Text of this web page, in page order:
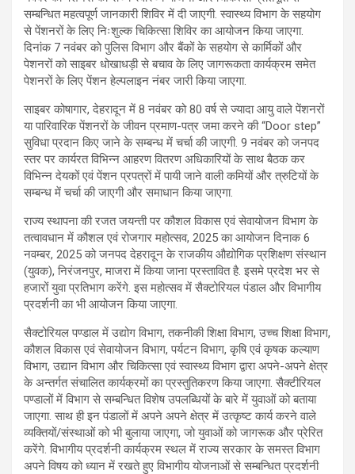
सम्बन्धित महत्वपूर्ण जानकारी शिविर में दी जाएगी. स्वास्थ्य विभाग के सहयोग
से पेंशनरों के लिए निःशुल्क चिकित्सा शिविर का आयोजन किया जाएगा.
दिनांक 7 नवंबर को पुलिस विभाग और बैंकों के सहयोग से कार्मिकों और
पेशनरों को साइबर धोखाधड़ी से बचाव के लिए जागरूकता कार्यक्रम समेत
पेशनरों के लिए पेंशन हेल्पलाइन नंबर जारी किया जाएगा.
साइबर कोषागार, देहरादून में 8 नवंबर को 80 वर्ष से ज्यादा आयु वाले पेंशनरों
या पारिवारिक पेंशनरों के जीवन प्रमाण-पत्र जमा करने की “Door step”
सुविधा प्रदान किए जाने के सम्बन्ध में चर्चा की जाएगी. 9 नवंबर को जनपद
स्तर पर कार्यरत विभिन्न आहरण वितरण अधिकारियों के साथ बैठक कर
विभिन्न देयकों एवं पेंशन प्रपत्रों में पायी जाने वाली कमियों और त्रुटियों के
सम्बन्ध में चर्चा की जाएगी और समाधान किया जाएगा.
राज्य स्थापना की रजत जयन्ती पर कौशल विकास एवं सेवायोजन विभाग के
तत्वावधान में कौशल एवं रोजगार महोत्सव, 2025 का आयोजन दिनाक 6
नवम्बर, 2025 को जनपद देहरादून के राजकीय औद्योगिक प्रशिक्षण संस्थान
(युवक), निरंजनपुर, माजरा में किया जाना प्रस्तावित है. इसमे प्रदेश भर से
हजारों युवा प्रतिभाग करेंगे. इस महोत्सव में सैक्टोरियल पंडाल और विभागीय
प्रदर्शनी का भी आयोजन किया जाएगा.
सैक्टोरियल पण्डाल में उद्योग विभाग, तकनीकी शिक्षा विभाग, उच्च शिक्षा विभाग,
कौशल विकास एवं सेवायोजन विभाग, पर्यटन विभाग, कृषि एवं कृषक कल्याण
विभाग, उद्यान विभाग और चिकित्सा एवं स्वास्थ्य विभाग द्वारा अपने-अपने क्षेत्र
के अन्तर्गत संचालित कार्यक्रमों का प्रस्तुतिकरण किया जाएगा. सैक्टीरियल
पण्डालों में विभाग से सम्बन्धित विशेष उपलब्धियों के बारे में युवाओं को बताया
जाएगा. साथ ही इन पंडालों में अपने अपने क्षेत्र में उत्कृष्ट कार्य करने वाले
व्यक्तियों/संस्थाओं को भी बुलाया जाएगा, जो युवाओं को जागरूक और प्रेरित
करेंगे. विभागीय प्रदर्शनी कार्यक्रम स्थल में राज्य सरकार के समस्त विभाग
अपने विषय को ध्यान में रखते हुए विभागीय योजनाओं से सम्बन्धित प्रदर्शनी